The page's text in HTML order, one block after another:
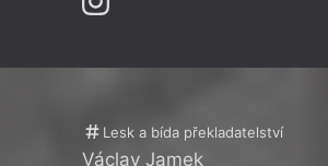
Lesk a bída překladatelství
Václav Jamek